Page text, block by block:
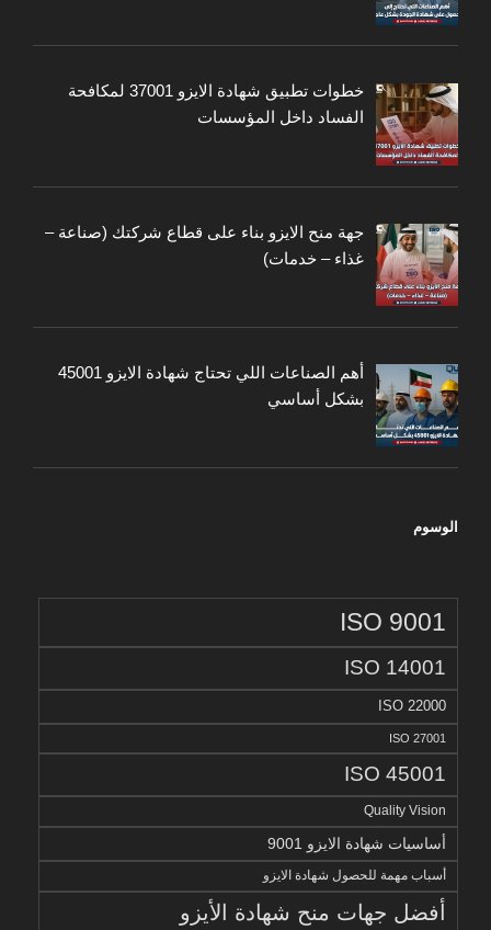
خطوات تطبيق شهادة الايزو 37001 لمكافحة
الفساد داخل المؤسسات
جهة منح الايزو بناء على قطاع شركتك (صناعة –
غذاء – خدمات)
أهم الصناعات اللي تحتاج شهادة الايزو 45001
بشكل أساسي
الوسوم
ISO 9001
ISO 14001
ISO 22000
ISO 27001
ISO 45001
Quality Vision
أساسيات شهادة الايزو 9001
أسباب مهمة للحصول شهادة الايزو
أفضل جهات منح شهادة الأيزو